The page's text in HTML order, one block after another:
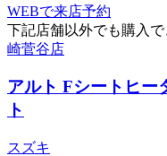
WEBで来店予約
下記店舗以外でも購入で
崎菅谷店
アルト Fシートヒー
ト
スズキ